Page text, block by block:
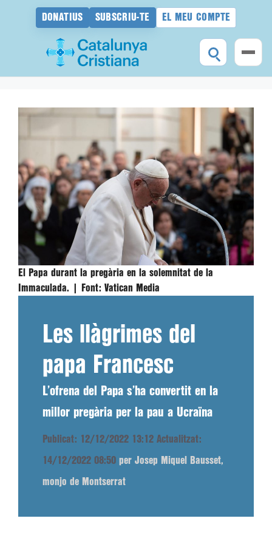
DONATIUS SUBSCRIU-TE EL MEU COMPTE
contingut
El Papa durant la pregària en la solemnitat de la
Immaculada. |
Font: Vatican Media
Les llàgrimes del
papa Francesc
L’ofrena del Papa s’ha convertit en la
millor pregària per la pau a Ucraïna
Publicat: 12/12/2022 13:12 Actualitzat:
14/12/2022 08:50 per Josep Miquel Bausset,
monjo de Montserrat